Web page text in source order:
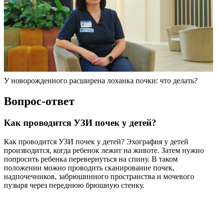
У новорожденного расширена лоханка почки: что делать?
Вопрос-ответ
Как проводится УЗИ почек у детей?
Как проводится УЗИ почек у детей? Эхография у детей
производится, когда ребенок лежит на животе. Затем нужно
попросить ребенка перевернуться на спину. В таком
положении можно проводить сканирование почек,
надпочечников, забрюшинного пространства и мочевого
пузыря через переднюю брюшную стенку.